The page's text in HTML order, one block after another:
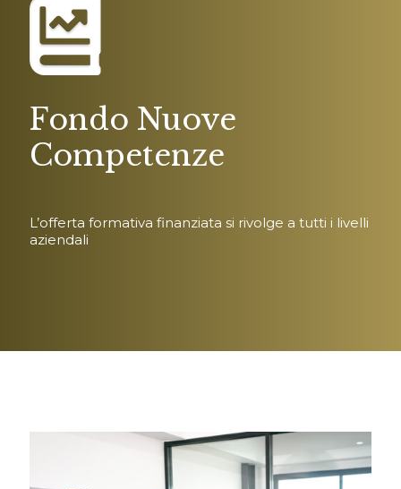
Fondo Nuove
Competenze
L’offerta formativa finanziata si rivolge a tutti i livelli
aziendali